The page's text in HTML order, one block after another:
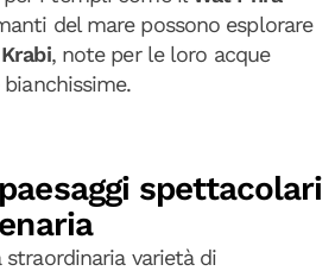
del mare possono esplorare
Krabi, note per le loro acque
spettacolari
straordinaria varietà di